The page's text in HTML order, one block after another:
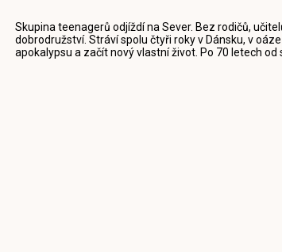
Skupina teenagerů odjíždí na Sever. Bez rodičů,
dobrodružství. Stráví spolu čtyři roky v Dánsku, v
apokalypsu a začít nový vlastní život. Po 70 letech